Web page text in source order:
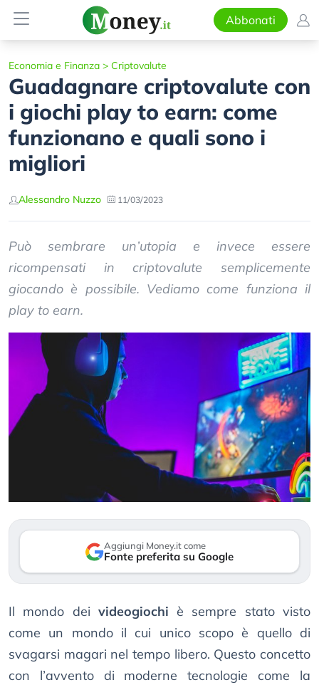
Abbonati
Economia e Finanza > Criptovalute
Guadagnare criptovalute con
i giochi play to earn: come
funzionano e quali sono i
migliori
Alessandro Nuzzo 11/03/2023
Può sembrare un’utopia e invece essere
ricompensati in criptovalute semplicemente
giocando è possibile. Vediamo come funziona il
play to earn.
Aggiungi Money.it come
Fonte preferita su Google
Il mondo dei videogiochi è sempre stato visto
come un mondo il cui unico scopo è quello di
svagarsi magari nel tempo libero. Questo concetto
con l’avvento di moderne tecnologie come la